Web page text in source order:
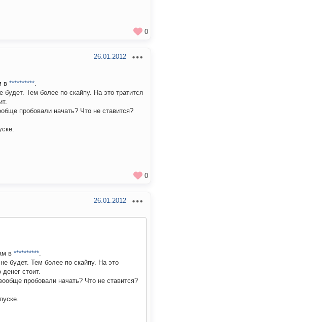
0
26.01.2012
в **********.
будет. Тем более по скайпу. На это тратится
пробовали начать? Что не ставится?
0
26.01.2012
в **********.
будет. Тем более по скайпу. На это
стоит.
пробовали начать? Что не ставится?